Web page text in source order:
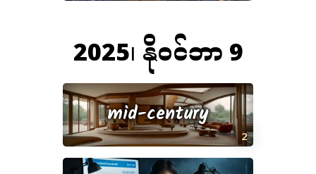
2025၊ နိုဝင်ဘာ 9
2
mid-century